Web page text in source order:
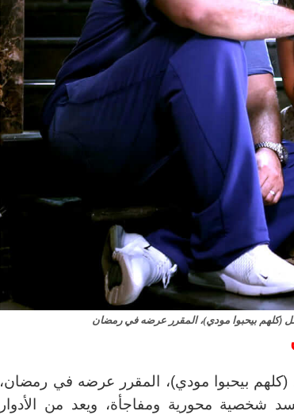
(كلهم بيحبوا مودي)، المقرر عرضه في رمضان
بيحبوا مودي)، المقرر عرضه في رمضان،
شخصية محورية ومفاجأة، ويعد من الأدوار